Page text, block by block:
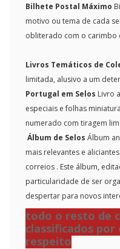
Bilhete Postal Máximo
motivo ou tema de cada
obliterado com o carimbo
Livros Temáticos de
limitada, alusivo a um
Portugal em Selos Livro
especiais e folhas
numerado com tiragem
Álbum de Selos Álbum
mais relevantes e
correios . Este álbum,
particularidade de ser
despertar para novos
todo o resto de
classificados
respeito